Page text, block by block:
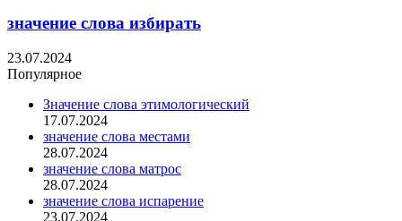
значение слова избирать
23.07.2024
Популярное
Значение слова этимологический
17.07.2024
значение слова местами
28.07.2024
значение слова матрос
28.07.2024
значение слова испарение
23.07.2024